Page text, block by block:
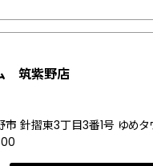
筑紫野店
針摺東3丁目3番1号 ゆめタ